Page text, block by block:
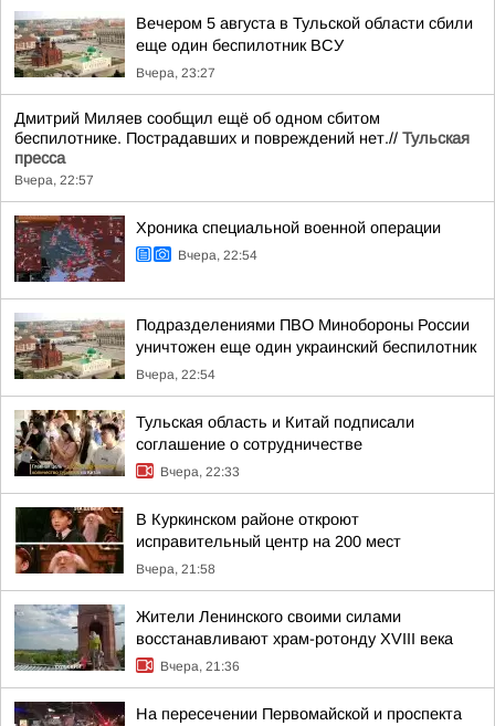
Вечером 5 августа в Тульской области сбили
еще один беспилотник ВСУ
Вчера, 23:27
Дмитрий Миляев сообщил ещё об одном сбитом
беспилотнике. Пострадавших и повреждений нет.// Тульская
пресса
Вчера, 22:57
Хроника специальной военной операции
Вчера, 22:54
Подразделениями ПВО Минобороны России
уничтожен еще один украинский беспилотник
Вчера, 22:54
Тульская область и Китай подписали
соглашение о сотрудничестве
Вчера, 22:33
В Куркинском районе откроют
исправительный центр на 200 мест
Вчера, 21:58
Жители Ленинского своими силами
восстанавливают храм-ротонду XVIII века
Вчера, 21:36
На пересечении Первомайской и проспекта